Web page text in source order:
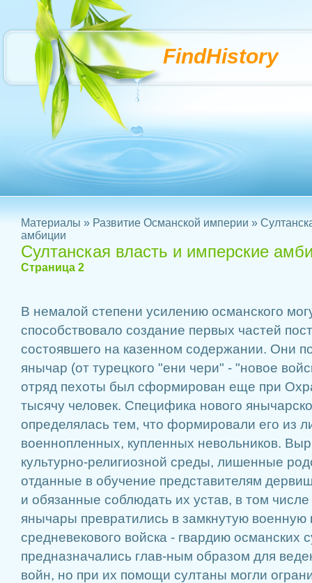
FindHistory
Материалы » Развитие Османской империи »
амбиции
Султанская власть и имперские
Страница 2
В немалой степени усилению османского
способствовало создание первых частей
состоявшего на казенном содержании. Они
янычар (от турецкого "ени чери" - "новое
отряд пехоты был сформирован еще при
тысячу человек. Специфика нового
определялась тем, что формировали его из
военнопленных, купленных невольников.
культурно-религиозной среды, лишенные
отданные в обучение представителям
и обязанные соблюдать их устав, в том
янычары превратились в замкнутую военную
средневекового войска - гвардию османских
предназначались глав-ным образом для
войн, но при их помощи султаны могли